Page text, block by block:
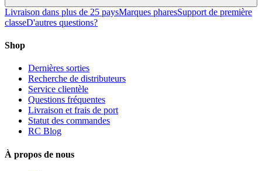
Livraison dans plus de 25 paysMarques pharesSupport de première
classeD'autres questions?
Shop
Dernières sorties
Recherche de distributeurs
Service clientèle
Questions fréquentes
Livraison et frais de port
Statut des commandes
RC Blog
À propos de nous